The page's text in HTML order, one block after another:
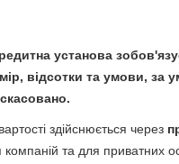
установа
відсотки та умови, за
здійснюється через
та для приватних